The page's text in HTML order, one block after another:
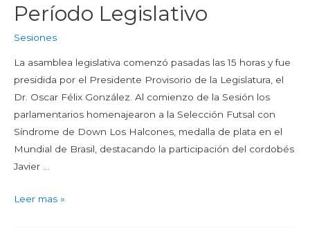
Período Legislativo
Sesiones
La asamblea legislativa comenzó pasadas las 15 horas y fue
presidida por el Presidente Provisorio de la Legislatura, el
Dr. Oscar Félix González. Al comienzo de la Sesión los
parlamentarios homenajearon a la Selección Futsal con
Síndrome de Down Los Halcones, medalla de plata en el
Mundial de Brasil, destacando la participación del cordobés
Javier …
Leer mas »